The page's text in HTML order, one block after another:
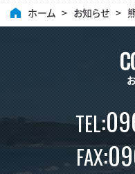
ホーム > お知らせ >
TEL:
FAX: